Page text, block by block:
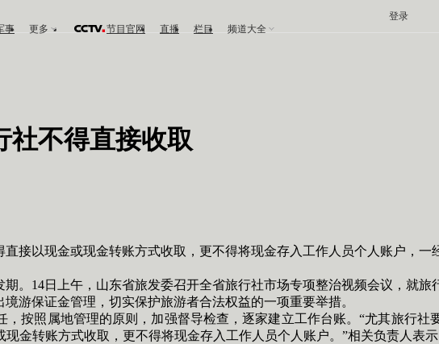
事 更多 节目官网 直播 栏目 频道大全
登录
社不得直接收取
以现金或现金转账方式收取，更不得将现金存入工作人员个人账户，一
14日上午，山东省旅发委召开全省旅行社市场专项整治视频会议，就旅
游保证金管理，切实保护旅游者合法权益的一项重要举措。
照属地管理的原则，加强督导检查，逐家建立工作台账。“尤其旅行社
金转账方式收取，更不得将现金存入工作人员个人账户。”相关负责人表